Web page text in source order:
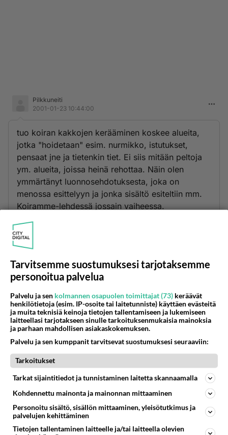
Pilkkuneiti
2001-01-23 10:44:00
tuo koiran kakkojen kerääminen koskee alueita,
jotka "hoidetaan" esim. nurmikko, istutukset,
pensaat jne ja tietenkin tiet. Ei siis mitään peltoja
ym. alueita, joissa heinä rehottaa. Näin olen
ymmärtänyt luonnosehdotuksesta, joka on
menossa esittelyyn ja jonka sisältö esiteltiin mm.
Koiramme-lehdessä jossain vaiheessa.
Eikös se Sisäministeriön edustaja myöskin täällä
palstalla kertonut jotain lakiesityksen sisällöstä?
Äänestä Kommentoi
2001-01-23 12:00:00
Älkää hokeko onko koiranjätösten kerääminen
mielestänne järkevää tai tarpeellista, sillä ei ole
merkitystä!KUN SÄÄDETÄÄN LAKI SE ON
VOIMASSA KAIKESSA ANKARUUDESSAAN PITI
SIITÄ TAI EI! En ole koiran vihaajaa, mutta minua
ärsyttää ihmiset jotka täällä uhoavat etteivä aijo
noudattaa lakia! Varmasti yhteiskunnalla on
lakia, joko hyvällä tai pahalla!
Äänestä Kommentoi
Tarvitsemme suostumuksesi tarjotaksemme
personoitua palvelua
Palvelu ja sen kolmannen osapuolen toimittajat (73) keräävät
henkilötietoja (esim. IP-osoite tai laitetunniste) käyttäen evästeitä
ja muita teknisiä keinoja tietojen tallentamiseen ja lukemiseen
laitteellasi tarjotakseen sinulle tarkoituksenmukaisia mainoksia
ja parhaan mahdollisen asiakaskokemuksen.
Palvelu ja sen kumppanit tarvitsevat suostumuksesi seuraaviin:
Tarkoitukset
Tarkat sijaintitiedot ja tunnistaminen laitetta skannaamalla
Kohdennettu mainonta ja mainonnan mittaaminen
Personoitu sisältö, sisällön mittaaminen, yleisötutkimus ja
palvelujen kehittäminen
Tietojen tallentaminen laitteelle ja/tai laitteella olevien